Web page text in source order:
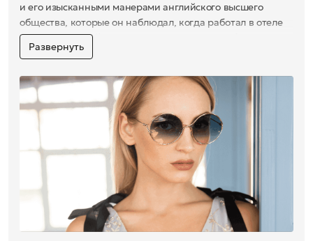
и его изысканными манерами английского высшего
общества, которые он наблюдал, когда работал в отеле
Savoy, его мечтой по возвращении в Италию было
объединить этот лоск и отменный стиль с уникальными
мастерством местных тосканских ремесленников.
За каких-то несколько лет бренд завоевал
ошеломляющий успех и такой внушительный список
клиентов, что они стремились провести свой отпуск
именно во Флоренции, чтобы успеть купить коллекции
сумок, чемоданов, перчаток, туфель и ремней Gucci,
вдохновленных стилем конного спорта. C момента
открытия магазинов в Милане и Нью-Йорке, Gucci
начинает позиционировать себя по всему миру как
символ современной роскоши. Аксессуары Gucci быстро
Развернуть